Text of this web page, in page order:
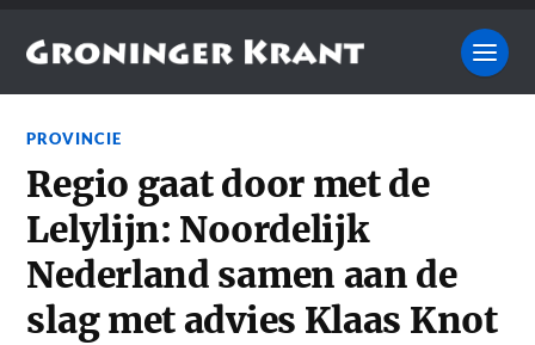
PROVINCIE
Regio gaat door met de
Lelylijn: Noordelijk
Nederland samen aan de
slag met advies Klaas Knot